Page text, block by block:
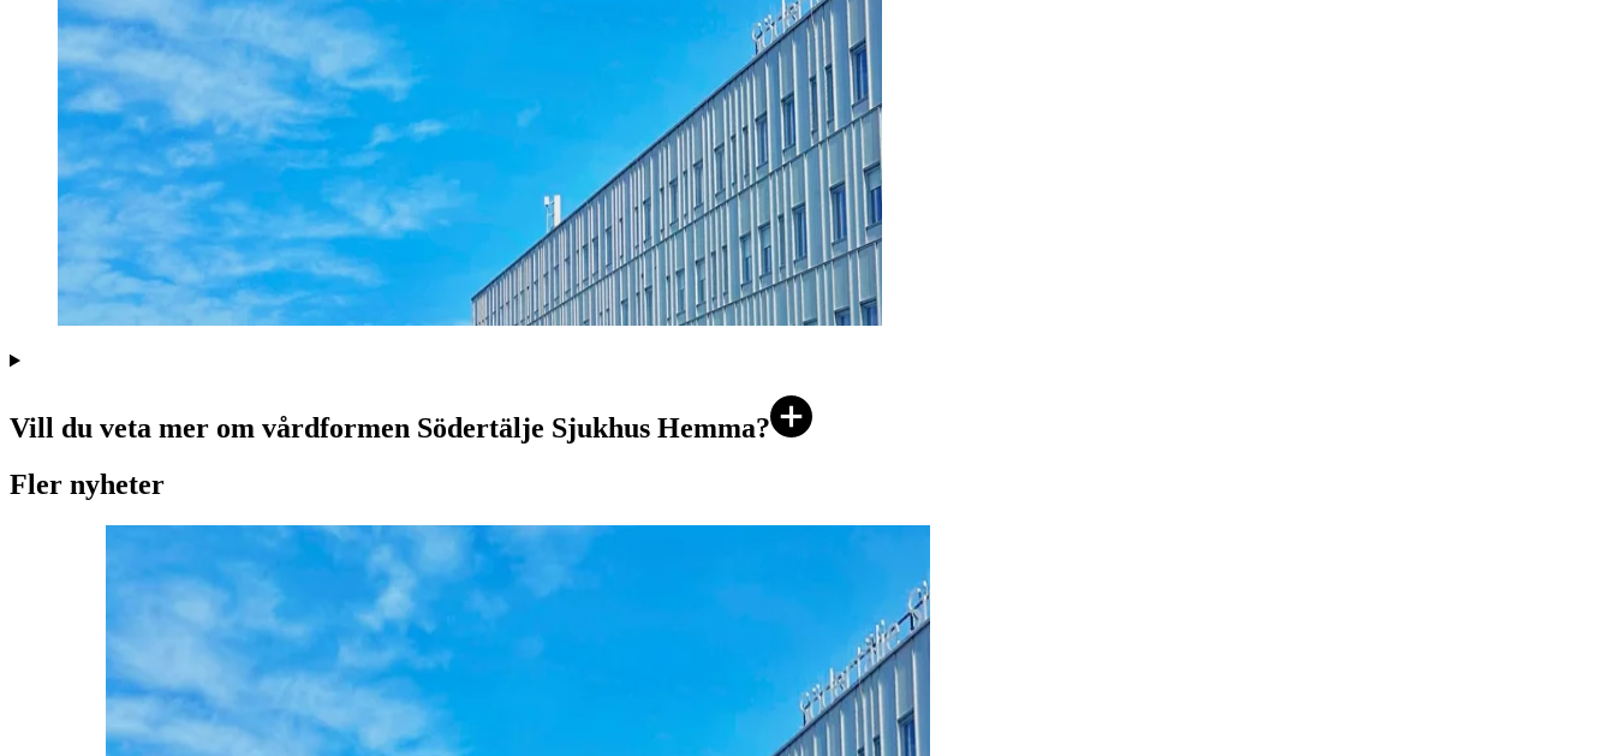
Vill du veta mer om vårdformen Södertälje Sjukhus Hemma?
Fler nyheter